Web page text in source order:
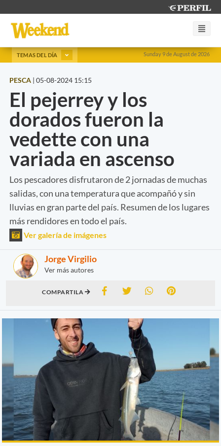
Sunday 9 de August de 2026
TEMAS DEL DÍA
PESCA | 05-08-2024 15:15
El pejerrey y los
dorados fueron la
vedette con una
variada en ascenso
Los pescadores disfrutaron de 2 jornadas de muchas
salidas, con una temperatura que acompañó y sin
lluvias en gran parte del país. Resumen de los lugares
más rendidores en todo el país.
Ver galería de imágenes
Jorge Virgilio
Ver más autores
COMPARTILA